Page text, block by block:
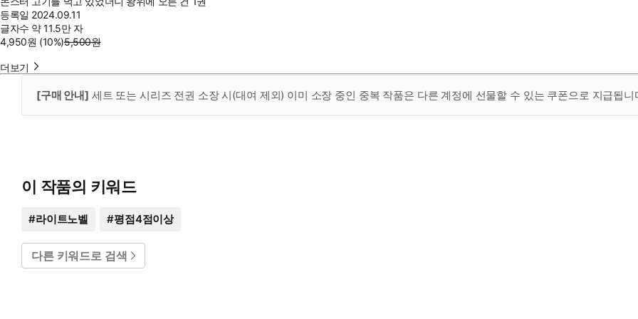
등록일 2024.09.11
글자수 약 11.5만 자
4,950원 (10%)5,500원
더보기
[구매 안내] 세트 또는 시리즈 전권 소장 시(대여 제외) 이미 소장 중인 중복 작품은 다른 계정에 선물할 수 있는 쿠폰으로 지급됩니
이 작품의 키워드
#라이트노벨 #평점4점이상
다른 키워드로 검색